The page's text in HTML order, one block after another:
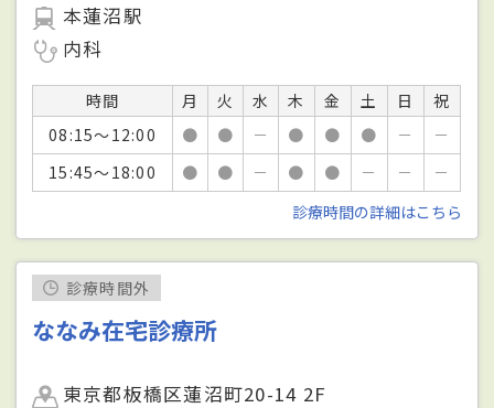
本蓮沼駅
内科
時間 月 火 水 木 金 土 日
祝
08:15～12:00
● ● － ● ● ● －
－
15:45～18:00
● ● － ● ● － －
－
診療時間の詳細はこちら
診療時間外
ななみ在宅診療所
東京都板橋区蓮沼町20-14 2F